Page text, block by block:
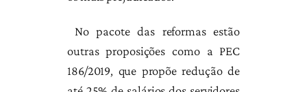
No pacote das reformas estão
outras proposições como a PEC
186/2019, que propõe redução de